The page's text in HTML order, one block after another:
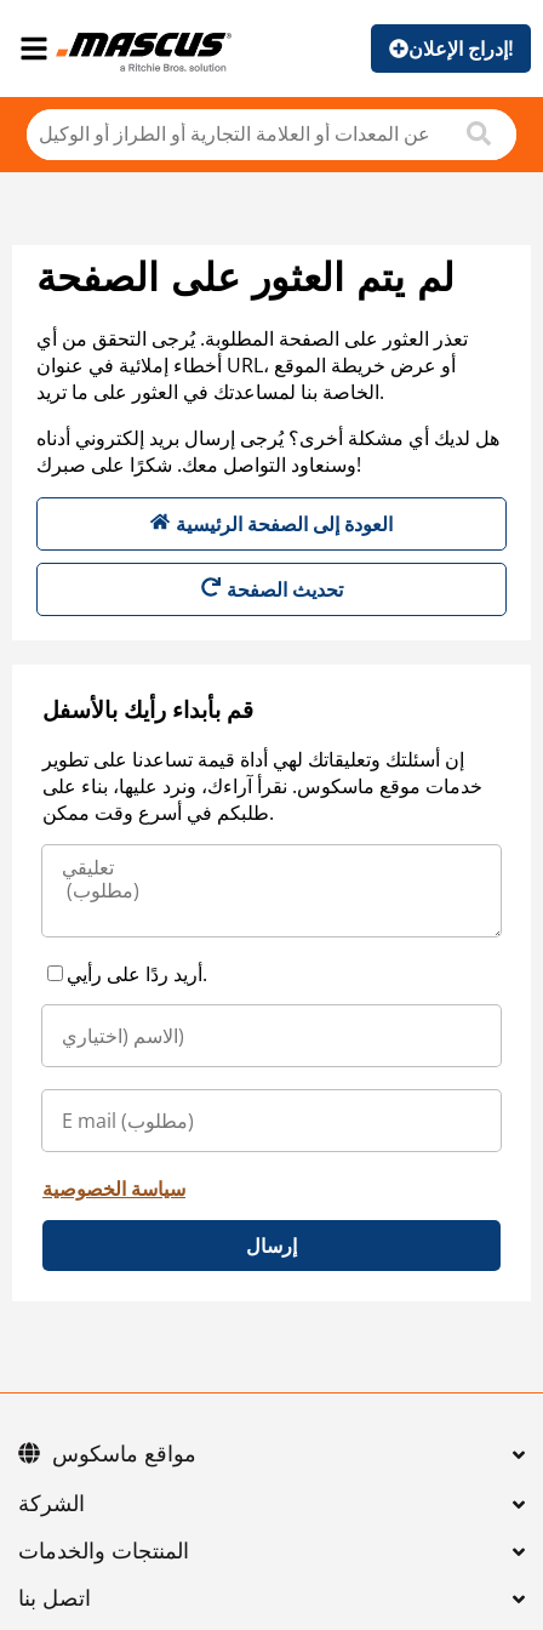
إدراج الإعلان!
لم يتم العثور على الصفحة
تعذر العثور على الصفحة المطلوبة. يُرجى التحقق من أي
أخطاء إملائية في عنوان URL، أو عرض خريطة الموقع
الخاصة بنا لمساعدتك في العثور على ما تريد.
هل لديك أي مشكلة أخرى؟ يُرجى إرسال بريد إلكتروني أدناه
وسنعاود التواصل معك. شكرًا على صبرك!
العودة إلى الصفحة الرئيسية
تحديث الصفحة
قم بأبداء رأيك بالأسفل
إن أسئلتك وتعليقاتك لهي أداة قيمة تساعدنا على تطوير
خدمات موقع ماسكوس. نقرأ آراءك، ونرد عليها، بناء على
طلبكم في أسرع وقت ممكن.
أريد ردًا على رأيي.
سياسة الخصوصية
إرسال
اتصل بنا
مواقع ماسكوس